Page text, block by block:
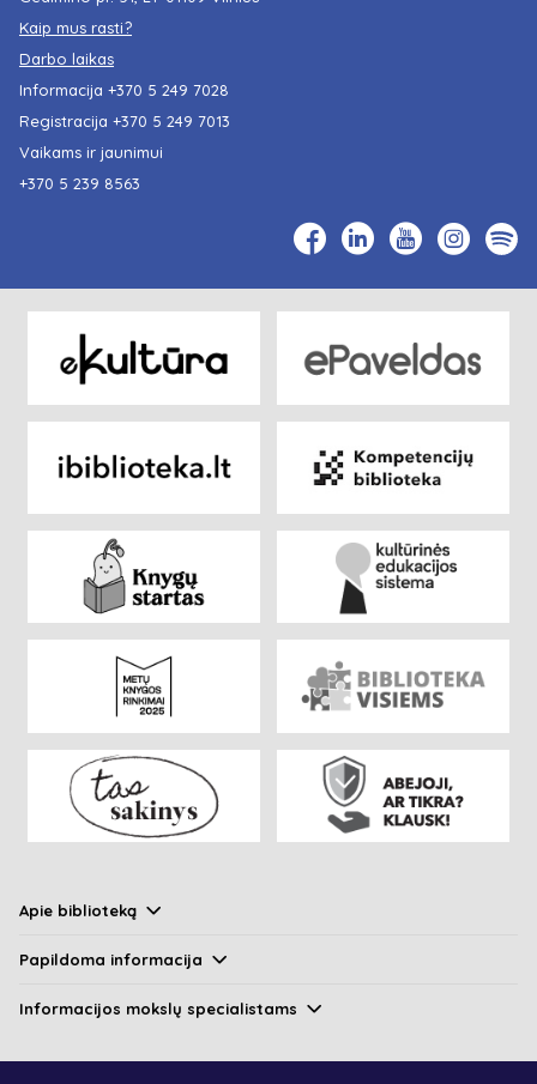
Kaip mus rasti?
Darbo laikas
Informacija +370 5 249 7028
Registracija +370 5 249 7013
Vaikams ir jaunimui
+370 5 239 8563
Apie biblioteką
Papildoma informacija
Informacijos mokslų specialistams